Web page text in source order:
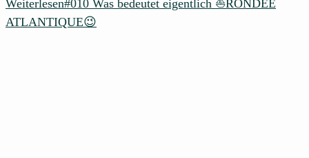
Weiterlesen#010 Was bedeutet eigentlich ⛵RONDÉE
ATLANTIQUE😉